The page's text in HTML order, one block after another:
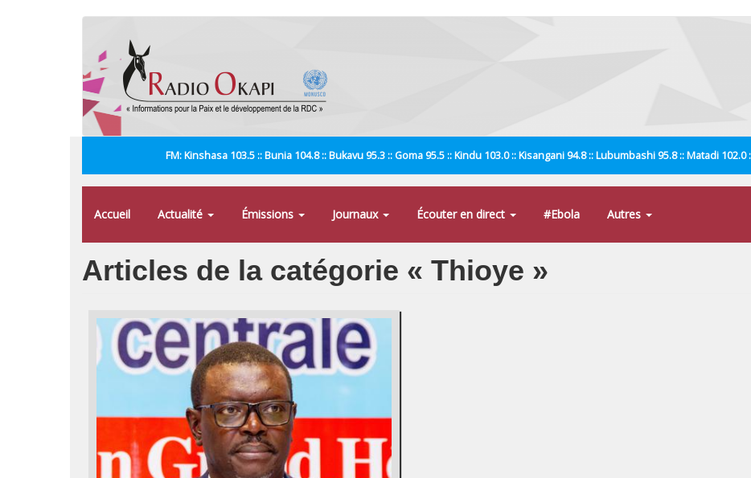
FM: Kinshasa 103.5 :: Bunia 104.8 :: Bukavu 95.3 :: Goma 95.5 :: Kindu 103.0 :: Kisangani 94.8 :: Lubumbashi 95.8 :: Matadi
Accueil Actualité Émissions Journaux Écouter en direct #Ebola Autres
Articles de la catégorie « Thioye »